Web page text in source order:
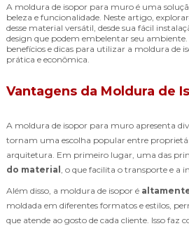
A moldura de isopor para muro é uma
beleza e funcionalidade. Neste artigo,
desse material versátil, desde sua fácil
design que podem embelentar seu ambiente.
benefícios e dicas para utilizar a moldura de
prática e econômica.
Vantagens da Moldura de
A moldura de isopor para muro apresenta
tornam uma escolha popular entre
arquitetura. Em primeiro lugar, uma das
do material , o que facilita o transporte e a
Além disso, a moldura de isopor é
moldada em diferentes formatos e estilos,
que atende ao gosto de cada cliente. Isso faz